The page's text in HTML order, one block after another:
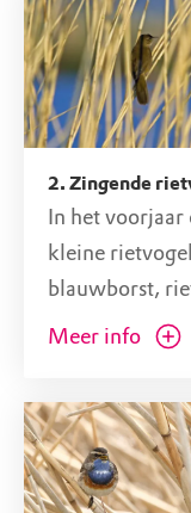
jaargetijde zijn
bewonderen.
zoomen we in
zomer hier te
2. Zingende
In het voorjaar
kleine
blauwborst,
hier vrolijk in
zang van de
Meer info